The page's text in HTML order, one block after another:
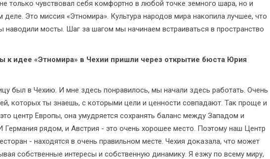
только чувствовал себя комфортно в любой точке земного шара, но и
Это миссия «Этномира». Культура народов мира накопила лучшее, что
мосты. Шаг за шагом мы начинаем встраиваться в пространство
к идее «Этномира» в Чехии пришли через открытие бюста Юрия
был в Чехию. И мне здесь понравилось, мы начали здесь работать. Очень
которых ты знаешь, с которыми цели и ценности совпадают. Так проще и
центр Европы, она умудряется сохранять баланс между Западом и
Германия рядом, и Австрия - это очень хорошее место. Поэтому наш Центр
- находятся в очень правильном месте. Чехия доказала, что может
собственные интересы и собственную динамику. Я езжу по всему миру,